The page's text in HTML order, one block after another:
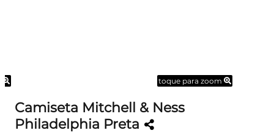
toque para zoom
Camiseta Mitchell & Ness
Philadelphia Preta